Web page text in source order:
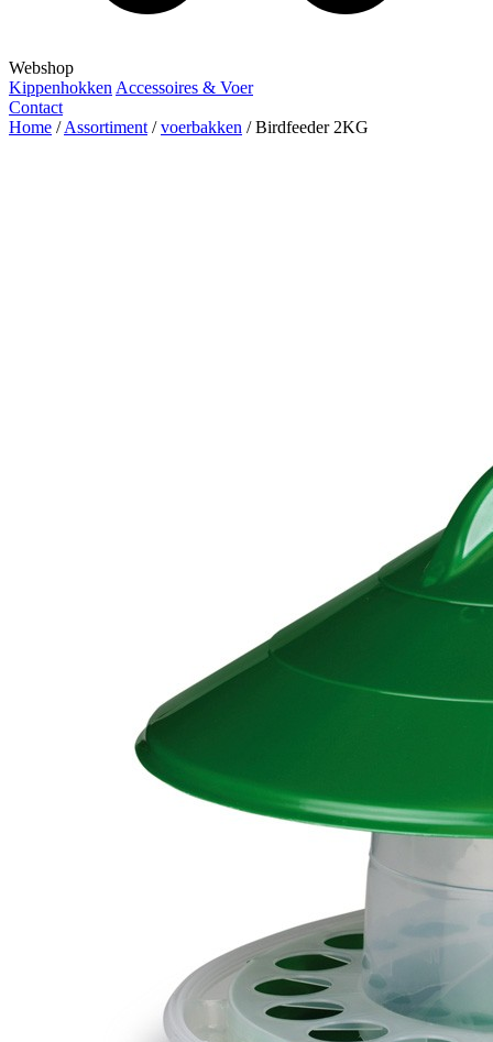
Webshop
Kippenhokken Accessoires & Voer
Contact
Home / Assortiment / voerbakken / Birdfeeder 2KG